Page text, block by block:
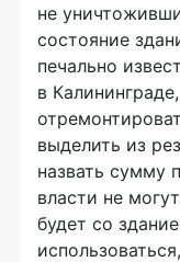
не
состояние
печально
в
выделить из
назвать сумму
власти не
будет со